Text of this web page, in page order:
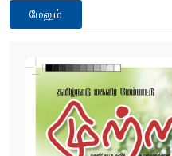
மேலும்